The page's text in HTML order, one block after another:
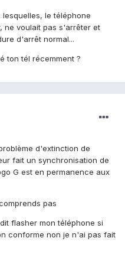
le téléphone
ne voulait pas s'arrêter et
d'arrêt normal...
ton tél récemment ?
d'extinction de
fait un synchronisation de
G est en permanence aux
pas
flasher mon téléphone si
conforme non je n'ai pas fait